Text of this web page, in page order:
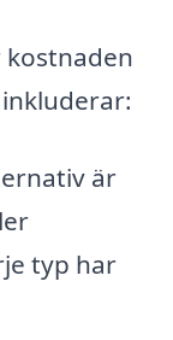
är
typ har